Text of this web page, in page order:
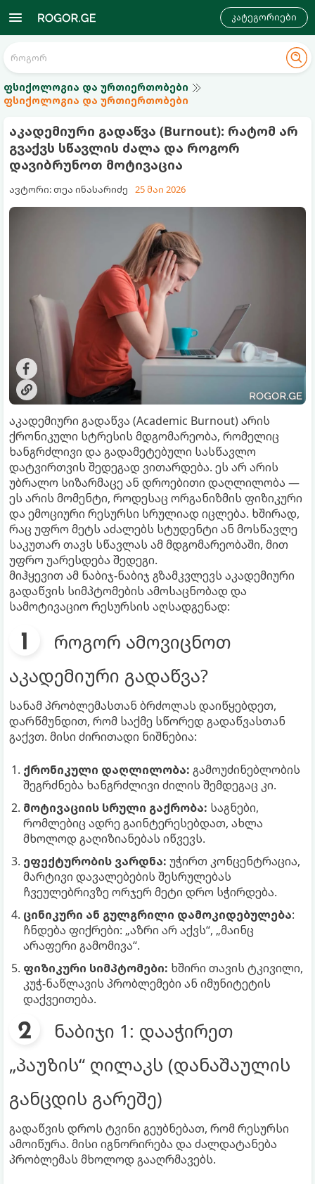
კატეგორიები
ფსიქოლოგია და ურთიერთობები
ფსიქოლოგია და ურთიერთობები
აკადემიური გადაწვა (Burnout): რატომ არ
გვაქვს სწავლის ძალა და როგორ
დავიბრუნოთ მოტივაცია
ავტორი: თეა ინასარიძე 25 მაი 2026
აკადემიური გადაწვა (Academic Burnout) არის
ქრონიკული სტრესის მდგომარეობა, რომელიც
ხანგრძლივი და გადამეტებული სასწავლო
დატვირთვის შედეგად ვითარდება. ეს არ არის
უბრალო სიზარმაცე ან დროებითი დაღლილობა —
ეს არის მომენტი, როდესაც ორგანიზმის ფიზიკური
და ემოციური რესურსი სრულიად იცლება. ხშირად,
რაც უფრო მეტს აძალებს სტუდენტი ან მოსწავლე
საკუთარ თავს სწავლას ამ მდგომარეობაში, მით
უფრო უარესდება შედეგი.
მიჰყევით ამ ნაბიჯ-ნაბიჯ გზამკვლევს აკადემიური
გადაწვის სიმპტომების ამოსაცნობად და
სამოტივაციო რესურსის აღსადგენად:
როგორ ამოვიცნოთ
აკადემიური გადაწვა?
სანამ პრობლემასთან ბრძოლას დაიწყებდეთ,
დარწმუნდით, რომ საქმე სწორედ გადაწვასთან
გაქვთ. მისი ძირითადი ნიშნებია:
ქრონიკული დაღლილობა: გამოუძინებლობის
შეგრძნება ხანგრძლივი ძილის შემდეგაც კი.
მოტივაციის სრული გაქრობა: საგნები,
რომლებიც ადრე გაინტერესებდათ, ახლა
მხოლოდ გაღიზიანებას იწვევს.
ეფექტურობის ვარდნა: უჭირთ კონცენტრაცია,
მარტივი დავალებების შესრულებას
ჩვეულებრივზე ორჯერ მეტი დრო სჭირდება.
ცინიკური ან გულგრილი დამოკიდებულება:
ჩნდება ფიქრები: „აზრი არ აქვს“, „მაინც
არაფერი გამომივა“.
ფიზიკური სიმპტომები: ხშირი თავის ტკივილი,
კუჭ-ნაწლავის პრობლემები ან იმუნიტეტის
დაქვეითება.
ნაბიჯი 1: დააჭირეთ
„პაუზის“ ღილაკს (დანაშაულის
განცდის გარეშე)
გადაწვის დროს ტვინი გეუბნებათ, რომ რესურსი
ამოიწურა. მისი იგნორირება და ძალდატანება
პრობლემას მხოლოდ გააღრმავებს.